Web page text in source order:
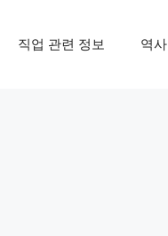
직업 관련 정보 역